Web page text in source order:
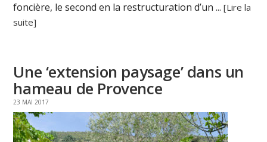
foncière, le second en la restructuration d’un ...[Lire la
suite]
Une ‘extension paysage’ dans un
hameau de Provence
23 MAI 2017